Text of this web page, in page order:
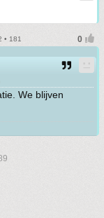
• 181
We blijven